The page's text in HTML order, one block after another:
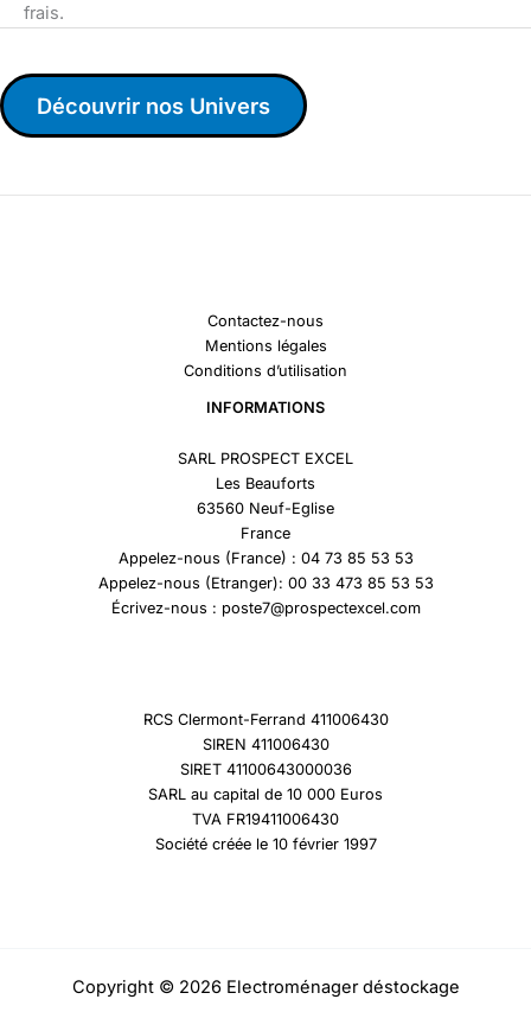
frais.
Découvrir nos Univers
Contactez-nous
Mentions légales
Conditions d’utilisation
INFORMATIONS
SARL PROSPECT EXCEL
Les Beauforts
63560 Neuf-Eglise
France
Appelez-nous (France) : 04 73 85 53 53
Appelez-nous (Etranger): 00 33 473 85 53 53
Écrivez-nous : poste7@prospectexcel.com
RCS Clermont-Ferrand 411006430
SIREN 411006430
SIRET 41100643000036
SARL au capital de 10 000 Euros
TVA FR19411006430
Société créée le 10 février 1997
Copyright © 2026 Electroménager déstockage